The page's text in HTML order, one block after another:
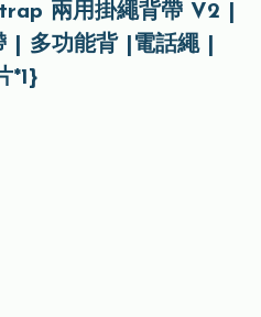
兩用掛繩背帶 V2 |
| 多功能背 |電話繩 |
*1}